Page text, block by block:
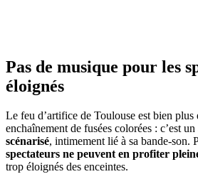
Pas de musique pour les
éloignés
Le feu d’artifice de Toulouse est bien plus
enchaînement de fusées colorées : c’est un
scénarisé, intimement lié à sa bande-son.
spectateurs ne peuvent en profiter
trop éloignés des enceintes.